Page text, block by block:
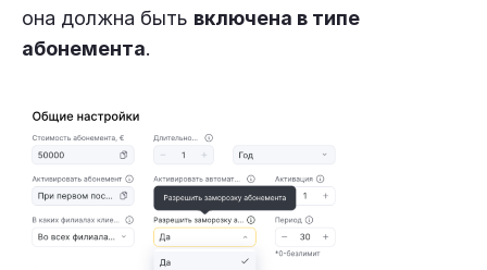
она должна быть включена в типе
абонемента.